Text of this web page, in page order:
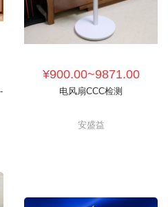
¥900.00~9871.00
电风扇CCC检测
安盛益